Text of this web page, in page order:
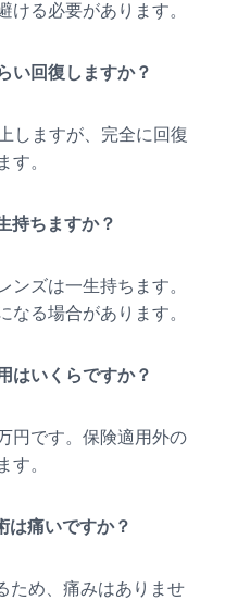
る必要があります。
い回復しますか？
しますが、完全に回復
。
持ちますか？
ズは一生持ちます。
る場合があります。
はいくらですか？
円です。保険適用外の
。
は痛いですか？
ため、痛みはありませ